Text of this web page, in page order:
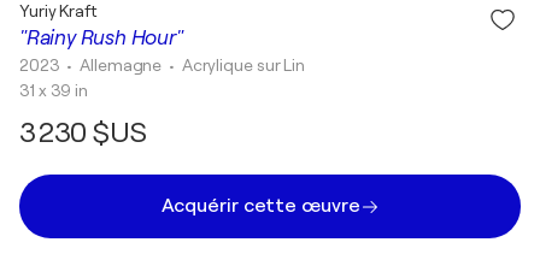
"Rainy Rush Hour"
Yuriy Kraft
2023 • Allemagne • Acrylique sur Lin
31 x 39 in
3 230 $US
Acquérir cette œuvre